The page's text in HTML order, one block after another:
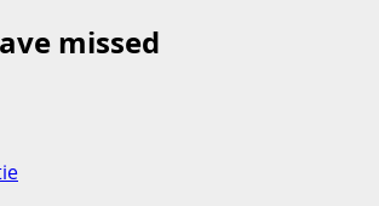
missed